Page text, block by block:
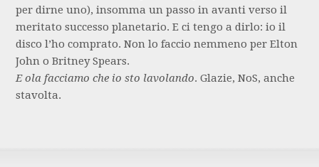
per dirne uno), insomma un passo in avanti verso il
meritato successo planetario. E ci tengo a dirlo: io il
disco l’ho comprato. Non lo faccio nemmeno per Elton
John o Britney Spears.
E ola facciamo che io sto lavolando. Glazie, NoS, anche
stavolta.